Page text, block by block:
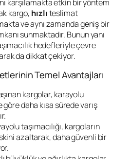
karşılamakta etkin bir yöntem
kargo, hızlıteslimat
ve aynı zamanda geniş bir
sunmaktadır. Bunun yanı
hedefleriyle çevre
da dikkat çekiyor.
Temel Avantajları
kargolar, karayolu
daha kısa sürede varış
taşımacılığı, kargoların
azaltarak, daha güvenli bir